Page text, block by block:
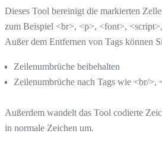
Dieses Tool bereinigt die markierten
zum Beispiel <br>, <p>, <font>,
Außer dem Entfernen von Tags können
Zeilenumbrüche beibehalten
Zeilenumbrüche nach Tags wie <br/>,
Außerdem wandelt das Tool codierte
in normale Zeichen um.